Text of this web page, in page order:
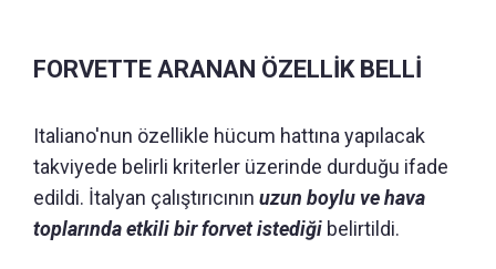
FORVETTE ARANAN ÖZELLİK BELLİ
Italiano'nun özellikle hücum hattına yapılacak
takviyede belirli kriterler üzerinde durduğu ifade
edildi. İtalyan çalıştırıcının uzun boylu ve hava
toplarında etkili bir forvet istediği belirtildi.